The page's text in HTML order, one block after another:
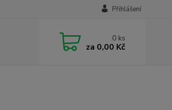
Přihlášení
0 ks
za 0,00 Kč